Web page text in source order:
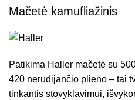
Mačetė kamufliažinis
Patikima Haller mačetė su
420 nerūdijančio plieno – tai
tinkantis stovyklavimui,